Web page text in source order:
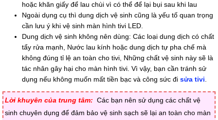
hoặc khăn giấy để lau chùi vì có thể để lại bụi sau khi lau
Ngoài dụng cụ thì dung dịch vệ sinh cũng là yếu tố quan trọng
cần lưu ý khi vệ sinh màn hình tivi LED.
Dung dịch vệ sinh không nên dùng: Các loại dung dịch có chất
tẩy rửa mạnh, Nước lau kính hoặc dung dịch tự pha chế mà
không đúng tỉ lệ an toàn cho tivi, Những chất vệ sinh này sẽ là
tác nhân gây hại cho màn hình tivi. Vì vậy, bạn cần tránh sử
dụng nếu không muốn mất tiền bạc và công sức đi sửa tivi
Lời khuyên của trung tâm: Các bạn nên sử dụng các chất vệ
sinh chuyên dụng để đảm bảo vệ sinh sạch sẽ lại an toàn cho màn